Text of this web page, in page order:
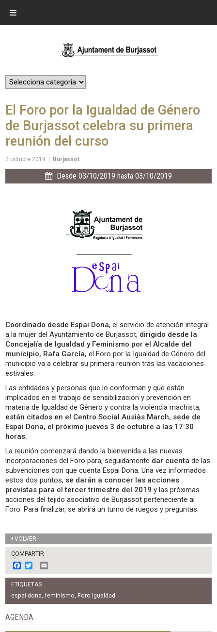
El Foro por la Igualdad de Género
de Burjassot celebra su primera
reunión del curso
2 octubre 2019 Burjassot
Desde 03/10/2019 hasta 03/10/2019
Coordinado desde Espai Dona, el servicio de atención integral
a la mujer del Ayuntamiento de Burjassot, dirigido desde la
Concejalía de Igualdad y Feminismo por el Alcalde del
municipio, Rafa García, el Foro por la Igualdad de Género del
municipio va a celebrar su primera reunión tras las vacaciones
estivales.
Las entidades y personas que lo conforman y que están
implicados en el trabajo de sensibilización y prevención en
materia de Igualdad de Género y contra la violencia machista,
están citados en el Centro Social Ausiàs March, sede de
Espai Dona, el próximo jueves 3 de octubre a las 17:30
horas.
La reunión comenzará dando la bienvenida a las nuevas
incorporaciones del Foro para, seguidamente dar cuenta de las
subvenciones con que cuenta Espai Dona. Una vez informados
estos dos puntos, se darán a conocer las acciones
previstas para el tercer trimestre del 2019 y las próximas
acciones del tejido asociativo de Burjassot perteneciente al
Foro. Para finalizar, se abrirá un turno de ruegos y preguntas.
VOLVER
COMPARTIR
F
a
c
e
b
o
o
k
w
i
t
t
e
m
a
l
ETIQUETAS
espai dona,feminismo, Foro Igualdad
AGENDA